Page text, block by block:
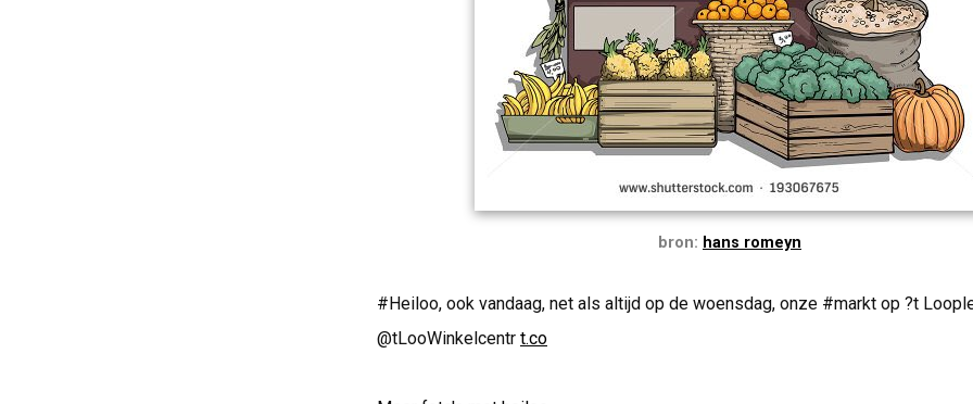
bron: hans romeyn
#Heiloo, ook vandaag, net als altijd op de woensdag, onze #markt op ?t
@tLooWinkelcentr t.co